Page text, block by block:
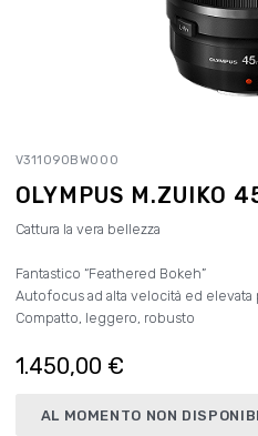
V311090BW000
OLYMPUS M.ZUIKO
Cattura la vera bellezza
Fantastico “Feathered Bokeh”
Autofocus ad alta velocità ed elevata
Compatto, leggero, robusto
1.450,00 €
AL MOMENTO NON